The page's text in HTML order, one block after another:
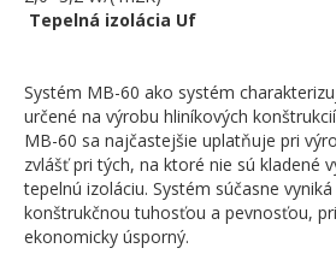
Tepelná izolácia Uf
Systém MB-60 ako systém
určené na výrobu hliníkových
MB-60 sa najčastejšie uplatňuje pri
zvlášť pri tých, na ktoré nie sú kladené
tepelnú izoláciu. Systém súčasne
konštrukčnou tuhosťou a pevnosťou,
ekonomicky úsporný.